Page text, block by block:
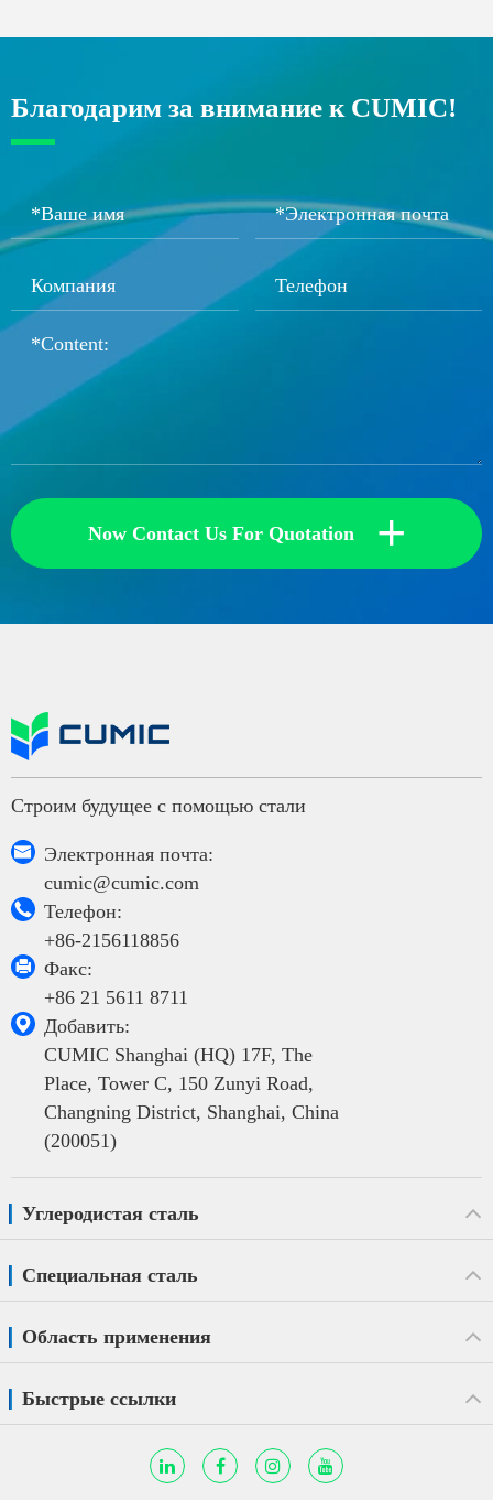
Благодарим за внимание к CUMIC!
Now Contact Us For Quotation +
Строим будущее с помощью стали

Электронная почта:
cumic@cumic.com

Телефон:
+86-2156118856

Факс:
+86 21 5611 8711

Добавить:
CUMIC Shanghai (HQ) 17F, The
Place, Tower C, 150 Zunyi Road,
Changning District, Shanghai, China
(200051)
Углеродистая сталь
Специальная сталь
Область применения
Быстрые ссылки